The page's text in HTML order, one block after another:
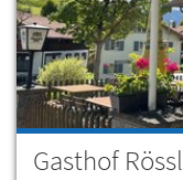
Gasthof